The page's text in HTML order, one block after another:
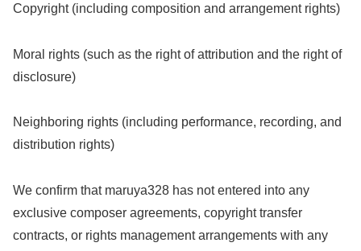
Copyright (including composition and arrangement rights)
Moral rights (such as the right of attribution and the right of
disclosure)
Neighboring rights (including performance, recording, and
distribution rights)
We confirm that maruya328 has not entered into any
exclusive composer agreements, copyright transfer
contracts, or rights management arrangements with any